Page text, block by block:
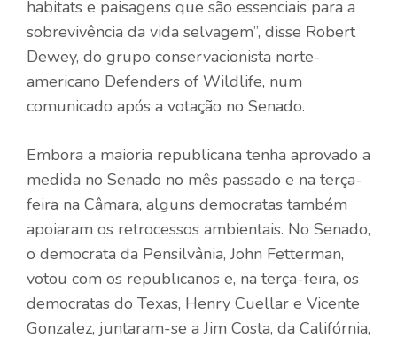
habitats e paisagens que são essenciais para a
sobrevivência da vida selvagem”, disse Robert
Dewey, do grupo conservacionista norte-
americano Defenders of Wildlife, num
comunicado após a votação no Senado.
Embora a maioria republicana tenha aprovado a
medida no Senado no mês passado e na terça-
feira na Câmara, alguns democratas também
apoiaram os retrocessos ambientais. No Senado,
o democrata da Pensilvânia, John Fetterman,
votou com os republicanos e, na terça-feira, os
democratas do Texas, Henry Cuellar e Vicente
Gonzalez, juntaram-se a Jim Costa, da Califórnia,